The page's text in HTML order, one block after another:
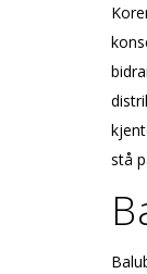
stå